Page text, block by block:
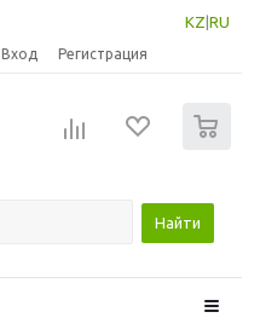
KZ RU
Вход Регистрация
Найти